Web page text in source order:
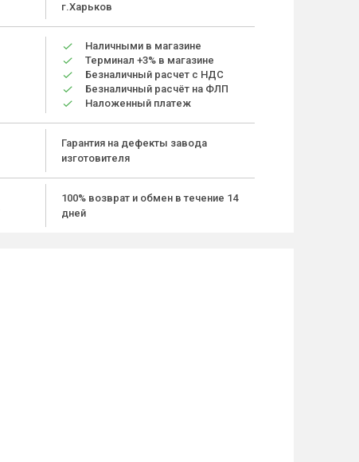
г.Харьков
Наличными в магазине
Терминал +3% в магазине
Безналичный расчет с НДС
Безналичный расчёт на ФЛП
Наложенный платеж
Гарантия на дефекты завода
изготовителя
100% возврат и обмен в течение 14
дней